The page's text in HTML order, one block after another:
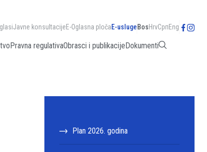
Javne konsultacijeE-Oglasna pločaE-uslugeBosHrvСрпEng
Pravna regulativaObrasci i publikacijeDokumenti
Plan 2026. godina